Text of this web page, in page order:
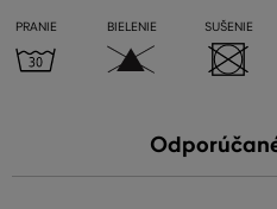
PRANIE BIELENIE SUŠENIE